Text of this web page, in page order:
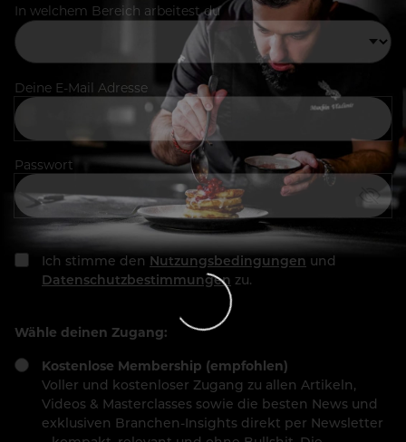
In welchem Bereich arbeitest du
Deine E-Mail Adresse
Passwort
Ich stimme den Nutzungsbedingungen und
Datenschutzbestimmungen zu.
Wähle deinen Zugang:
Kostenlose Membership (empfohlen)
Voller und kostenloser Zugang zu allen Artikeln,
Videos & Masterclasses sowie die besten News und
exklusiven Branchen-Insights direkt per Newsletter